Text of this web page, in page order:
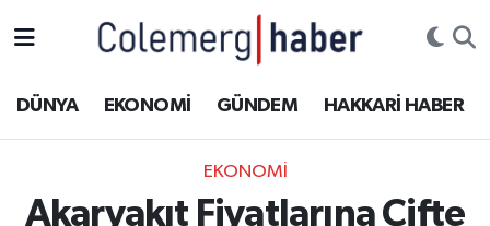
DÜNYA EKONOMİ GÜNDEM HAKKARİ HABER
EKONOMİ
Akaryakıt Fiyatlarına Çifte
ASAYİŞ
Hakkâri Hava Durumu
Hakkari Namaz Vakitleri